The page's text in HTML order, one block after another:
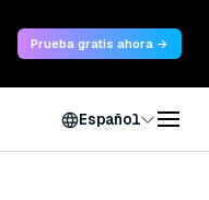
Prueba gratis ahora →
Español